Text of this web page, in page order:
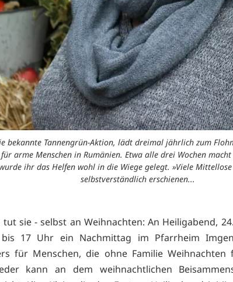
bekannte Tannengrün-Aktion, lädt dreimal jährlich zum
arme Menschen in Rumänien. Etwa alle drei Wochen
ihr das Helfen wohl in die Wiege gelegt. »Viele
selbstverständlich erschienen...
tut sie - selbst an Weihnachten: An Heiligabend,
17 Uhr ein Nachmittag im Pfarrheim
für Menschen, die ohne Familie Weihnachten
kann an dem weihnachtlichen